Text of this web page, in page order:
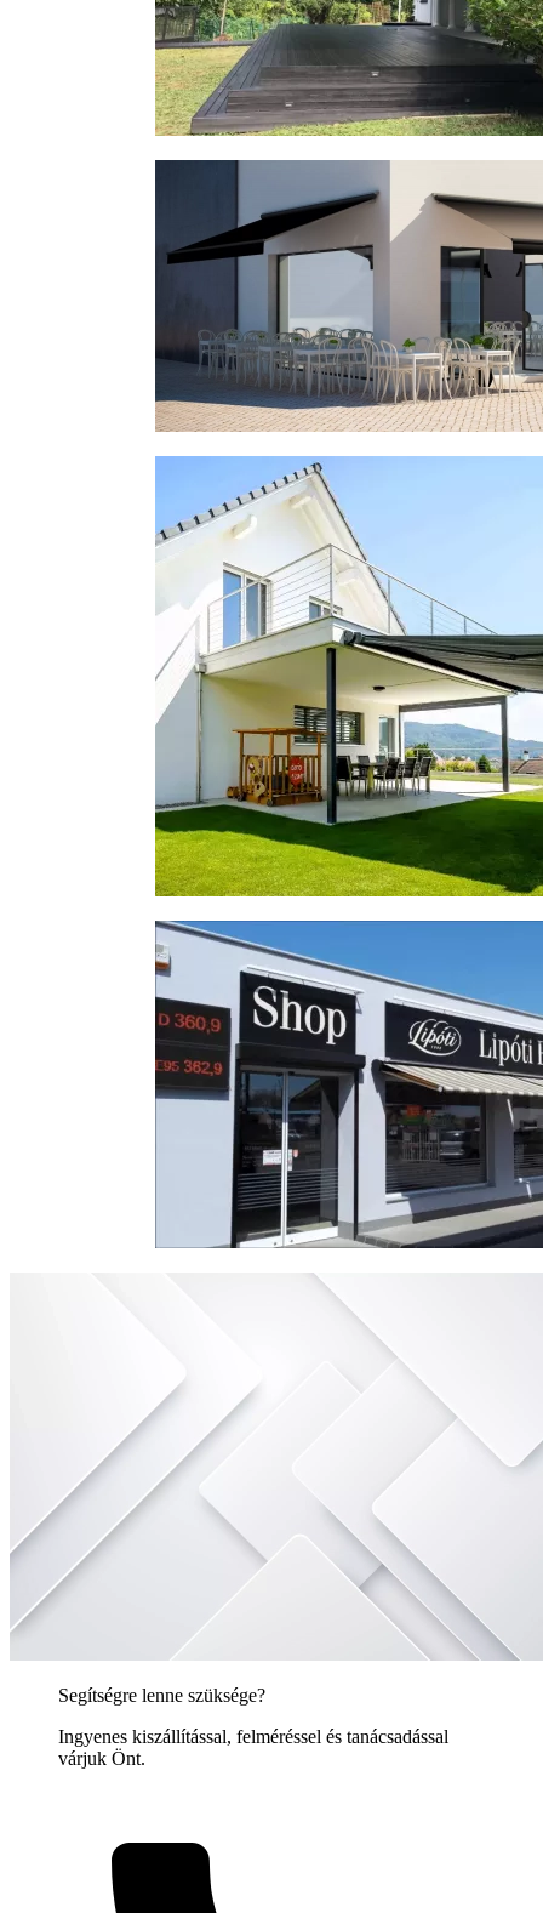
Segítségre lenne szüksége?
Ingyenes kiszállítással, felméréssel és tanácsadással
várjuk Önt.